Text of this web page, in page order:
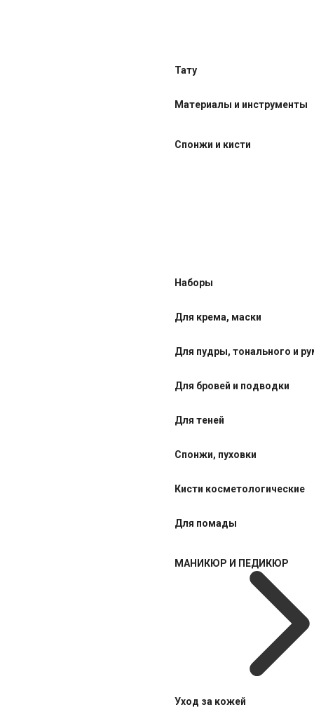
Тату
Материалы и инструменты
Спонжи и кисти
Наборы
Для крема, маски
Для пудры, тонального и
Для бровей и подводки
Для теней
Спонжи, пуховки
Кисти косметологические
Для помады
МАНИКЮР И ПЕДИКЮР
Уход за кожей